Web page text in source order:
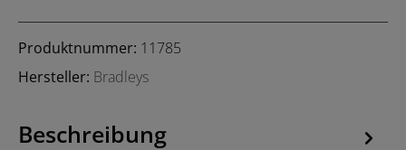
Produktnummer: 11785
Hersteller: Bradleys
Beschreibung